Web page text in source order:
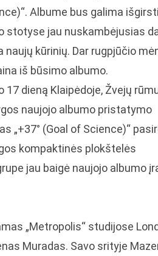
Albume bus galima išgirsti
stotyse jau nuskambėjusias
naujų kūrinių. Dar rugpjūčio
iš būsimo albumo.
17 dieną Klaipėdoje, Žvejų
naujojo albumo pristatymo
„+37° (Goal of Science)“
kompaktinės plokštelės
jau baigė naujojo albumo
„Metropolis“ studijose
Muradas. Savo srityje